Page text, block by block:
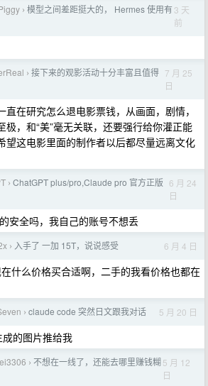
› 模型之间差距挺大的， Hermes 使用有3 天
前
› 接下来的观影活动十分丰富且值得 7 月 25
日
在研究怎么退电影票钱，从画面，剧情，
极，和“美”毫无关联，还要强行给你灌正能
望这电影里面的制作者以后都尽量远离文化
› ChatGPT plus/pro,Claude pro 官方正版 6 月 24
日
安全吗，我自己的账号不想丢
› 入手了 一加 15T，说说感受 6 月 4 日
什么价格买合适啊，二手的我看价格也都在
› claude code 突然日文跟我对话 5 月 20 日
的图片推给我
› 不想在一线了，还能去哪里赚钱糊5 月 12
日